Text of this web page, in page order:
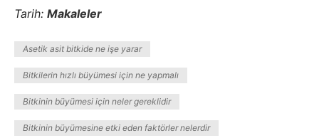
Tarih: Makaleler
Asetik asit bitkide ne işe yarar
Bitkilerin hızlı büyümesi için ne yapmalı
Bitkinin büyümesi için neler gereklidir
Bitkinin büyümesine etki eden faktörler nelerdir